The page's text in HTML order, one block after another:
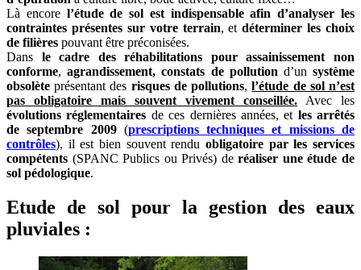
Là encore l’étude de sol est indispensable afin d’analyser les
contraintes présentes sur votre terrain, etdéterminer les choix
de filières pouvant être préconisées.
Dans le cadre des réhabilitations pour assainissement non
conforme,agrandissement, constats de pollution d’unsystème
obsolète présentant des risques de pollutions,l’étude de sol n’est
pas obligatoire mais souvent vivement conseillée. Avec les
évolutions réglementaires de ces dernières années, et les arrêtés
de septembre 2009(prescriptions techniques et missions de
contrôles), il est bien souvent rendu obligatoire par les services
compétents (SPANC Publics ou Privés) deréaliser une étude de
sol pédologique.
Etude de sol pour la gestion des eaux
pluviales :